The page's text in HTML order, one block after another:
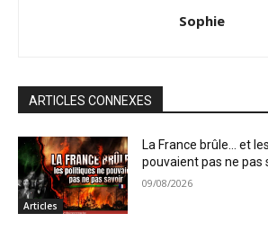
Sophie
ARTICLES CONNEXES
Articles
La France brûle… et
pouvaient pas ne pas
09/08/2026